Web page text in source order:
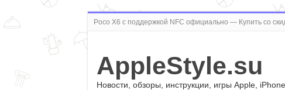
Poco X6 с поддержкой NFC официально — Купить со
AppleStyle.su
Новости, обзоры, инструкции, игры Apple,